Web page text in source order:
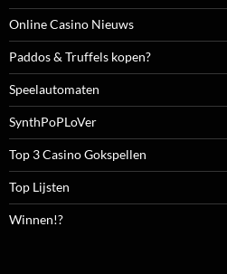
Online Casino Nieuws
Paddos & Truffels kopen?
Speelautomaten
SynthPoPLoVer
Top 3 Casino Gokspellen
Top Lijsten
Winnen!?